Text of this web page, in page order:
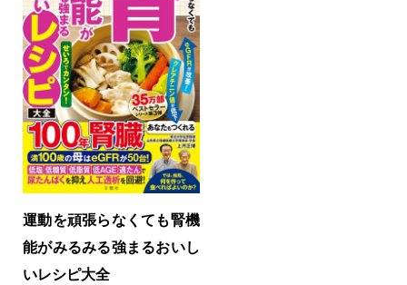
運動を頑張らなくても腎機
能がみるみる強まるおいし
いレシピ大全